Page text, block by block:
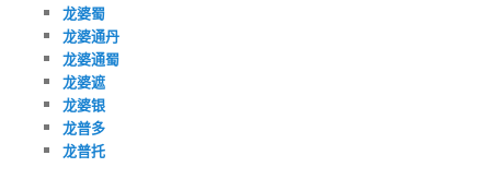
龙婆蜀
龙婆通丹
龙婆通蜀
龙婆遮
龙婆银
龙普多
龙普托